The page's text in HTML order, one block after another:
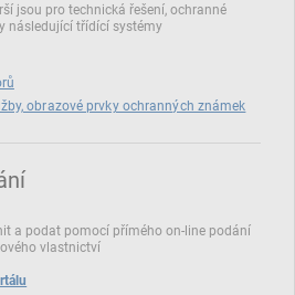
jsou pro technická řešení, ochranné
následující třídící systémy
obrazové prvky ochranných známek
a podat pomocí přímého on‑line podání
vlastnictví